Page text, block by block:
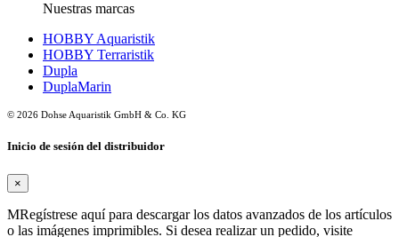
Nuestras marcas
HOBBY Aquaristik
HOBBY Terraristik
Dupla
DuplaMarin
© 2026 Dohse Aquaristik GmbH & Co. KG
Inicio de sesión del distribuidor
×
MRegístrese aquí para descargar los datos avanzados de los artículos
o las imágenes imprimibles. Si desea realizar un pedido, visite